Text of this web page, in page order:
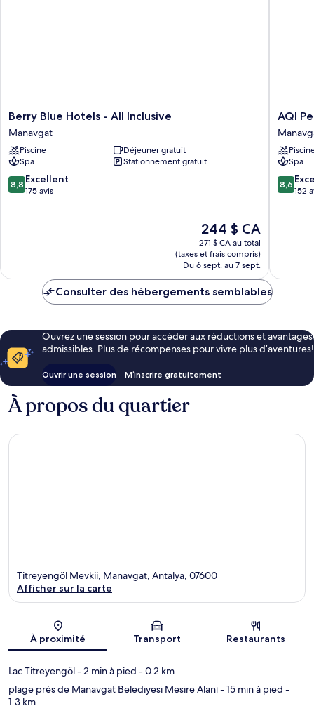
Berry
Blue
Hotels
-
All
Inclusive
Manavgat
Berry Blue Hotels - All Inclusive
Manavgat
Piscine
Déjeuner gratuit
Spa
Stationnement gratuit
8.8
sur
8,8 Excellent
175 avis
Le
prix
est
de
244 $ CA
244 $ CA
271 $ CA au total
(taxes et frais compris)
Du 6 sept. au 7 sept.
AQI
Pegasos
World
-
All
inclusive
AQI
Spa
8.6
sur
8,6
152
Consulter des hébergements semblables
Ouvrez une session pour accéder aux réductions et avantages
admissibles. Plus de récompenses pour vivre plus d’aventures!
Ouvrir une session M’inscrire gratuitement
À propos du quartier
Carte
Titreyengöl Mevkii, Manavgat, Antalya, 07600
Afficher sur la carte
À proximité Transport Restaurants
Lac Titreyengöl- 2 min à pied - 0.2 km
plage près de Manavgat Belediyesi Mesire Alanı- 15 min à pied -
1.3 km